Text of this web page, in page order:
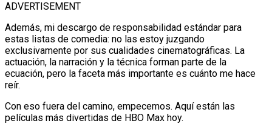
ADVERTISEMENT
Además, mi descargo de responsabilidad estándar para
estas listas de comedia: no las estoy juzgando
exclusivamente por sus cualidades cinematográficas. La
actuación, la narración y la técnica forman parte de la
ecuación, pero la faceta más importante es cuánto me hace
reír.
Con eso fuera del camino, empecemos. Aquí están las
películas más divertidas de HBO Max hoy.